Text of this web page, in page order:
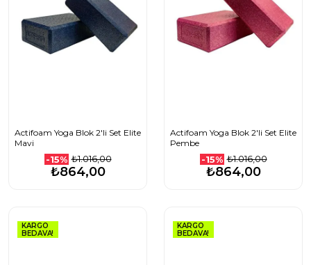
Actifoam Yoga Blok 2'li Set Elite
Mavi
-15% ₺1.016,00
₺864,00
Actifoam Yoga Blok 2'li Set Elite
Pembe
-15% ₺1.016,00
₺864,00
KARGO
BEDAVA!
KARGO
BEDAVA!